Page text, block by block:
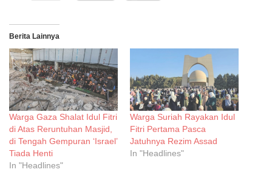
Berita Lainnya
Warga Gaza Shalat Idul Fitri
di Atas Reruntuhan Masjid,
di Tengah Gempuran ‘Israel’
Tiada Henti
In "Headlines"
Warga Suriah Rayakan Idul
Fitri Pertama Pasca
Jatuhnya Rezim Assad
In "Headlines"